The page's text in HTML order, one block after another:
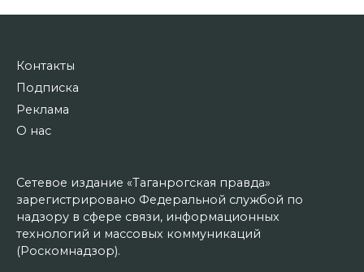
Контакты
Подписка
Реклама
О нас
Сетевое издание «Таганрогская правда»
зарегистрировано Федеральной службой по
надзору в сфере связи, информационных
технологий и массовых коммуникаций
(Роскомнадзор).